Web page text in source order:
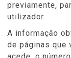
previamente,
utilizador.
A informação
de páginas que